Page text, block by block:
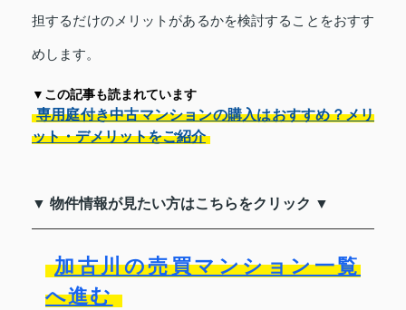
担するだけのメリットがあるかを検討することをおすす
めします。
▼この記事も読まれています
専用庭付き中古マンションの購入はおすすめ？メリ
ット・デメリットをご紹介
▼ 物件情報が見たい方はこちらをクリック ▼
加古川の売買マンション一覧
へ進む